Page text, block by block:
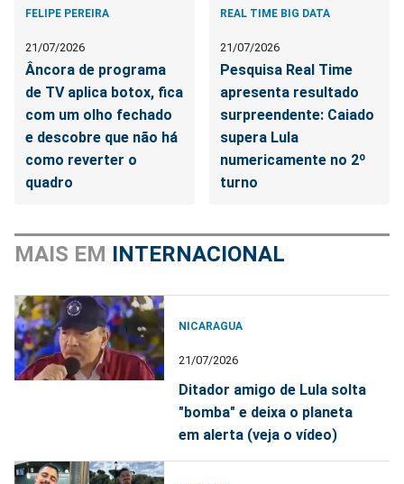
FELIPE PEREIRA
21/07/2026
Âncora de programa
de TV aplica botox, fica
com um olho fechado
e descobre que não há
como reverter o
quadro
REAL TIME BIG DATA
21/07/2026
Pesquisa Real Time
apresenta resultado
surpreendente: Caiado
supera Lula
numericamente no 2º
turno
MAIS EM INTERNACIONAL
NICARAGUA
21/07/2026
Ditador amigo de Lula solta
"bomba" e deixa o planeta
em alerta (veja o vídeo)